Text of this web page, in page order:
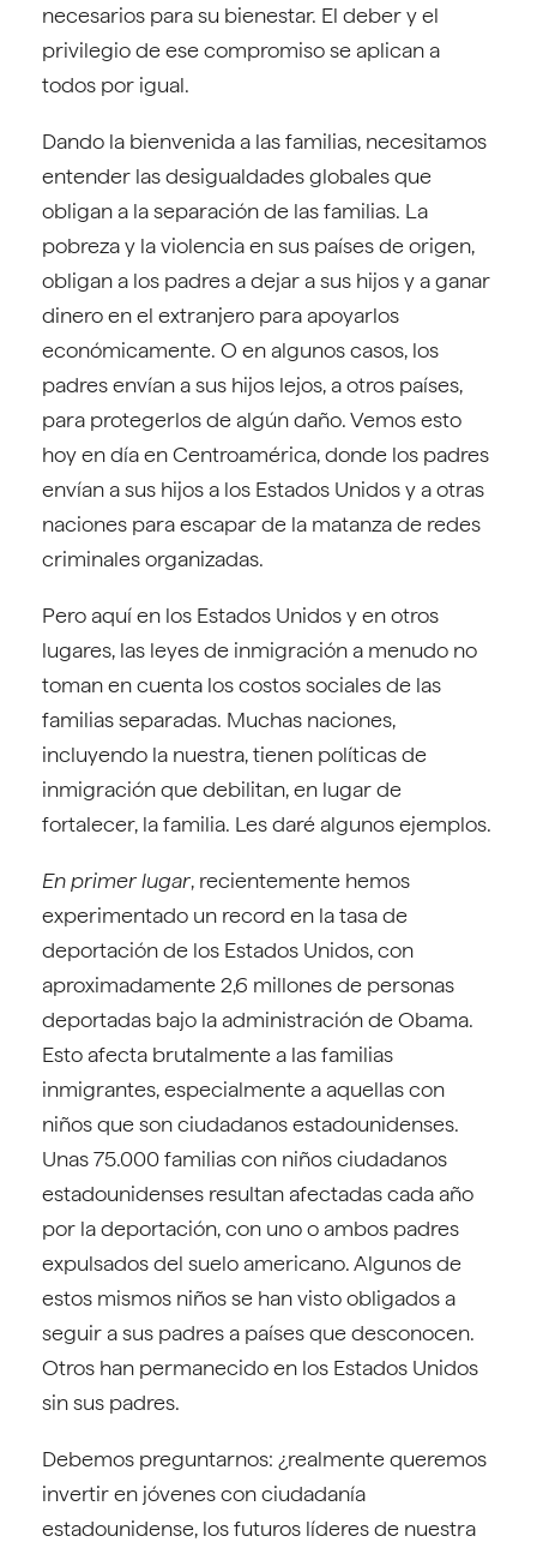
necesarios para su bienestar. El deber y el
privilegio de ese compromiso se aplican a
todos por igual.
Dando la bienvenida a las familias, necesitamos
entender las desigualdades globales que
obligan a la separación de las familias. La
pobreza y la violencia en sus países de origen,
obligan a los padres a dejar a sus hijos y a ganar
dinero en el extranjero para apoyarlos
económicamente. O en algunos casos, los
padres envían a sus hijos lejos, a otros países,
para protegerlos de algún daño. Vemos esto
hoy en día en Centroamérica, donde los padres
envían a sus hijos a los Estados Unidos y a otras
naciones para escapar de la matanza de redes
criminales organizadas.
Pero aquí en los Estados Unidos y en otros
lugares, las leyes de inmigración a menudo no
toman en cuenta los costos sociales de las
familias separadas. Muchas naciones,
incluyendo la nuestra, tienen políticas de
inmigración que debilitan, en lugar de
fortalecer, la familia. Les daré algunos ejemplos.
En primer lugar, recientemente hemos
experimentado un record en la tasa de
deportación de los Estados Unidos, con
aproximadamente 2,6 millones de personas
deportadas bajo la administración de Obama.
Esto afecta brutalmente a las familias
inmigrantes, especialmente a aquellas con
niños que son ciudadanos estadounidenses.
Unas 75.000 familias con niños ciudadanos
estadounidenses resultan afectadas cada año
por la deportación, con uno o ambos padres
expulsados del suelo americano. Algunos de
estos mismos niños se han visto obligados a
seguir a sus padres a países que desconocen.
Otros han permanecido en los Estados Unidos
sin sus padres.
Debemos preguntarnos: ¿realmente queremos
invertir en jóvenes con ciudadanía
estadounidense, los futuros líderes de nuestra